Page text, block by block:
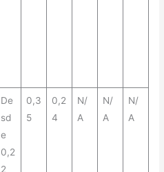
De
sd
e
0,2
2
0,3
5
0,2
4
N/
A
N/
A
N/
A